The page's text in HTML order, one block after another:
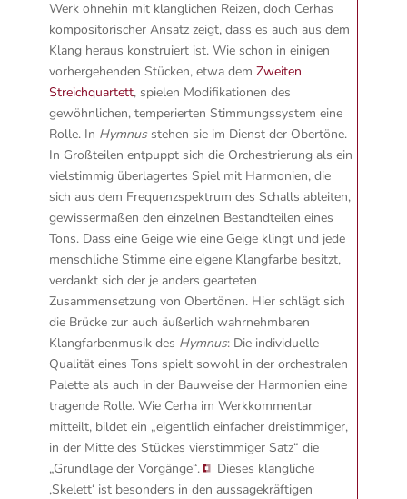
Werk ohnehin mit klanglichen Reizen, doch Cerhas
kompositorischer Ansatz zeigt, dass es auch aus dem
Klang heraus konstruiert ist. Wie schon in einigen
vorhergehenden Stücken, etwa dem Zweiten
Streichquartett, spielen Modifikationen des
gewöhnlichen, temperierten Stimmungssystem eine
Rolle. In Hymnus stehen sie im Dienst der Obertöne.
In Großteilen entpuppt sich die Orchestrierung als ein
vielstimmig überlagertes Spiel mit Harmonien, die
sich aus dem Frequenzspektrum des Schalls ableiten,
gewissermaßen den einzelnen Bestandteilen eines
Tons. Dass eine Geige wie eine Geige klingt und jede
menschliche Stimme eine eigene Klangfarbe besitzt,
verdankt sich der je anders gearteten
Zusammensetzung von Obertönen. Hier schlägt sich
die Brücke zur auch äußerlich wahrnehmbaren
Klangfarbenmusik des Hymnus: Die individuelle
Qualität eines Tons spielt sowohl in der orchestralen
Palette als auch in der Bauweise der Harmonien eine
tragende Rolle. Wie Cerha im Werkkommentar
mitteilt, bildet ein „eigentlich einfacher dreistimmiger,
in der Mitte des Stückes vierstimmiger Satz“ die
„Grundlage der Vorgänge“.
Dieses klangliche
‚Skelett‘ ist besonders in den aussagekräftigen